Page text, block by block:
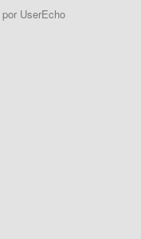
por UserEcho